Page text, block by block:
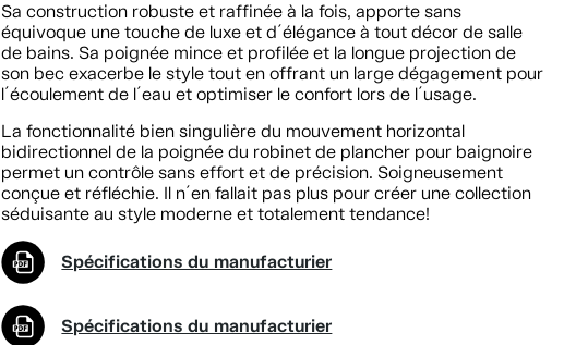
Sa construction robuste et raffinée à la fois, apporte sans
équivoque une touche de luxe et d´élégance à tout décor de salle
de bains. Sa poignée mince et profilée et la longue projection de
son bec exacerbe le style tout en offrant un large dégagement pour
l´écoulement de l´eau et optimiser le confort lors de l´usage.
La fonctionnalité bien singulière du mouvement horizontal
bidirectionnel de la poignée du robinet de plancher pour baignoire
permet un contrôle sans effort et de précision. Soigneusement
conçue et réfléchie. Il n´en fallait pas plus pour créer une collection
séduisante au style moderne et totalement tendance!
Spécifications du manufacturier
Spécifications du manufacturier